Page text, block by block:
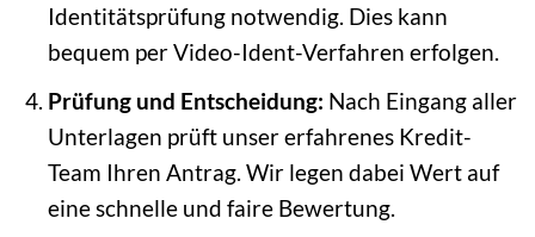
Identitätsprüfung notwendig. Dies kann
bequem per Video-Ident-Verfahren erfolgen.
Prüfung und Entscheidung: Nach Eingang aller
Unterlagen prüft unser erfahrenes Kredit-
Team Ihren Antrag. Wir legen dabei Wert auf
eine schnelle und faire Bewertung.